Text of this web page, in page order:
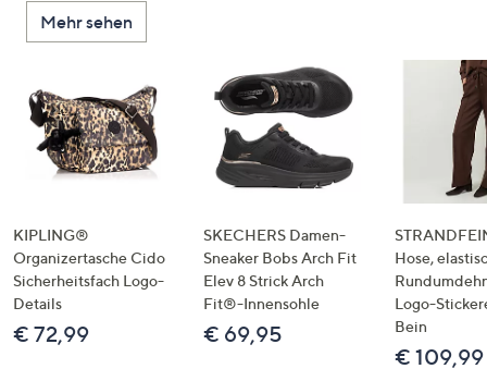
Mehr sehen
KIPLING®
Organizertasche Cido
Sicherheitsfach Logo-
Details
€ 72,99
SKECHERS Damen-
Sneaker Bobs Arch Fit
Elev 8 Strick Arch
Fit®-Innensohle
€ 69,95
Hose,
Logo-
Bein
€ 109,99